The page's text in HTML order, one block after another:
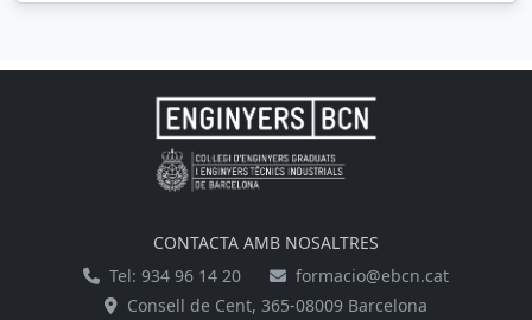
CONTACTA AMB NOSALTRES
Tel: 934 96 14 20
formacio@ebcn.cat
Consell de Cent, 365-08009 Barcelona